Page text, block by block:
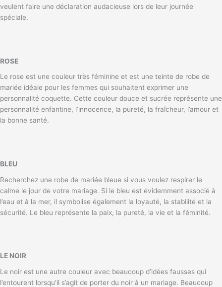
veulent faire une déclaration audacieuse lors de leur journée
spéciale.
ROSE
Le rose est une couleur très féminine et est une teinte de robe de
mariée idéale pour les femmes qui souhaitent exprimer une
personnalité coquette. Cette couleur douce et sucrée représente une
personnalité enfantine, l’innocence, la pureté, la fraîcheur, l’amour et
la bonne santé.
BLEU
Recherchez une robe de mariée bleue si vous voulez respirer le
calme le jour de votre mariage. Si le bleu est évidemment associé à
l’eau et à la mer, il symbolise également la loyauté, la stabilité et la
sécurité. Le bleu représente la paix, la pureté, la vie et la féminité.
LE NOIR
Le noir est une autre couleur avec beaucoup d’idées fausses qui
l’entourent lorsqu’il s’agit de porter du noir à un mariage. Beaucoup